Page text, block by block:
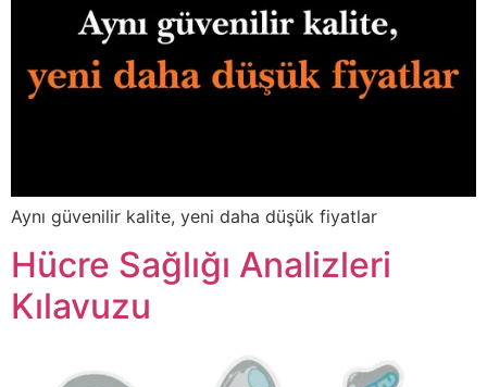
Aynı güvenilir kalite, yeni daha düşük fiyatlar
Hücre Sağlığı Analizleri
Kılavuzu